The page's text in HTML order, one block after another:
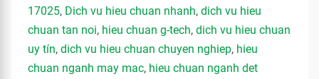
17025, Dich vu hieu chuan nhanh, dich vu hieu
chuan tan noi, hieu chuan g-tech, dich vu hieu chuan
uy tín, dich vu hieu chuan chuyen nghiep, hieu
chuan nganh may mac, hieu chuan nganh det